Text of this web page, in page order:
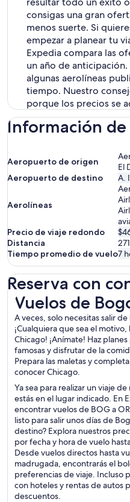
consigas una gran
menos suerte. Si
empezar a planear tu
Expedia compara las
un año de
algunas aerolíneas
tiempo. Nuestro
porque los precios se
Información
Aeropuerto de origen
El
Aeropuerto de destino
A.
Aerolíneas
Precio de viaje redondo
Distancia
Tiempo promedio de vuelo7
Reserva con
Vuelos de
A veces, solo necesitas salir
¡Cualquiera que sea el
Chicago! ¡Anímate! Haz
famosas y disfrutar de la
Prepara las maletas y
conocer Chicago.
Ya sea para realizar un viaje
estás en el lugar indicado. En
encontrar vuelos de BOG a
listo para salir unos días de
destino? Explora nuestros
por fecha y hora de vuelo
Desde vuelos directos hasta
madrugada, encontrarás el
preferencias de viaje. Incluso
con hoteles y rentas de autos
descuentos.
Vuelos de Bogotá a